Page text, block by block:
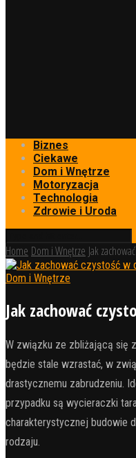
Biznes
Ciekawe
Dom i Wnętrze
Motoryzacja
Technologia
Zdrowie i Uroda
Home Dom i Wnętrze Jak
Dom i Wnętrze
Jak zachować
W związku ze zbliżającą się
będzie stale wzrastać, w
drastycznemu zabrudzeniu.
przypadku są wycieraczki
charakterystycznej budowie
rodzaju.